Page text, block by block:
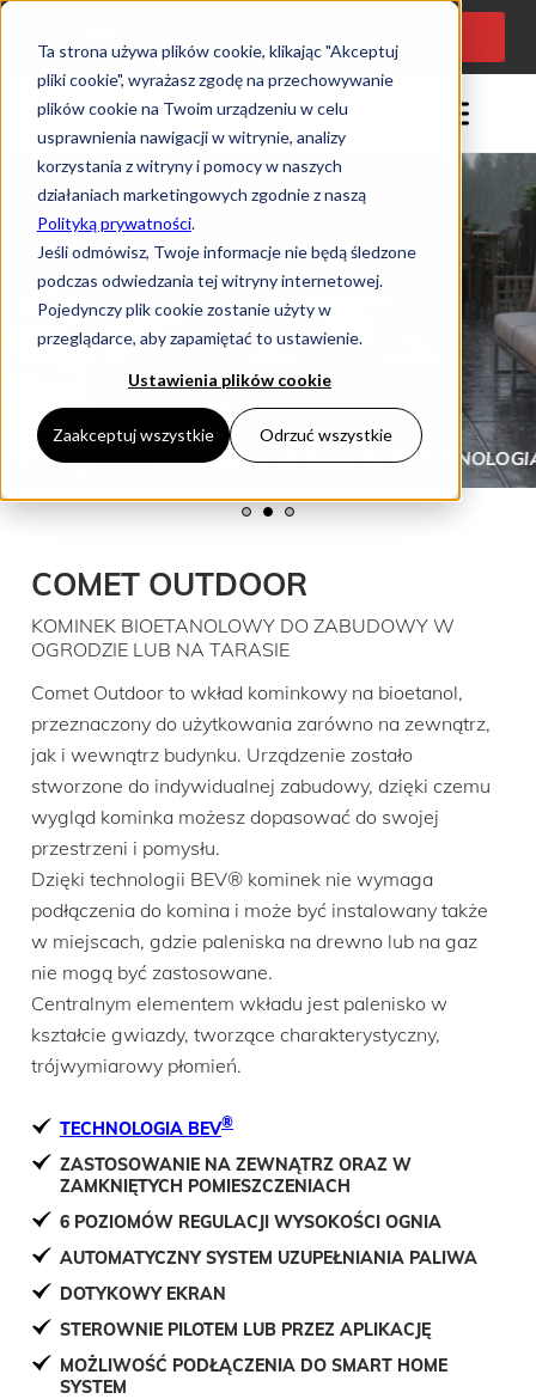
Ta strona używa plików cookie, klikając "Akceptuj
pliki cookie", wyrażasz zgodę na przechowywanie
plików cookie na Twoim urządzeniu w celu
usprawnienia nawigacji w witrynie, analizy
korzystania z witryny i pomocy w naszych
działaniach marketingowych zgodnie z naszą
Polityką prywatności.
Jeśli odmówisz, Twoje informacje nie będą śledzone
podczas odwiedzania tej witryny internetowej.
Pojedynczy plik cookie zostanie użyty w
przeglądarce, aby zapamiętać to ustawienie.
Ustawienia plików cookie
Zaakceptuj wszystkie Odrzuć wszystkie
PROJEKTOWA
KOMINEK NA ZEWNĄTRZ Z TECHNOLOGIĄ BEV®
COMET OUTDOOR
KOMINEK BIOETANOLOWY DO ZABUDOWY W
OGRODZIE LUB NA TARASIE
Comet Outdoor to wkład kominkowy na bioetanol,
przeznaczony do użytkowania zarówno na zewnątrz,
jak i wewnątrz budynku. Urządzenie zostało
stworzone do indywidualnej zabudowy, dzięki czemu
wygląd kominka możesz dopasować do swojej
przestrzeni i pomysłu.
Dzięki technologii BEV® kominek nie wymaga
podłączenia do komina i może być instalowany także
w miejscach, gdzie paleniska na drewno lub na gaz
nie mogą być zastosowane.
Centralnym elementem wkładu jest palenisko w
kształcie gwiazdy, tworzące charakterystyczny,
trójwymiarowy płomień.
TECHNOLOGIA BEV®
ZASTOSOWANIE NA ZEWNĄTRZ ORAZ W
ZAMKNIĘTYCH POMIESZCZENIACH
6 POZIOMÓW REGULACJI WYSOKOŚCI OGNIA
AUTOMATYCZNY SYSTEM UZUPEŁNIANIA PALIWA
DOTYKOWY EKRAN
STEROWNIE PILOTEM LUB PRZEZ APLIKACJĘ
MOŻLIWOŚĆ PODŁĄCZENIA DO SMART HOME
SYSTEM